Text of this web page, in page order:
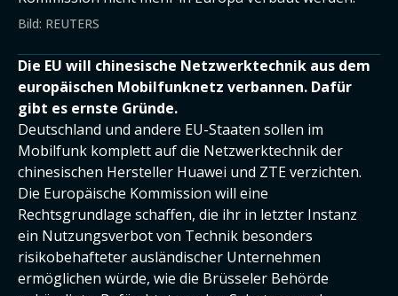
Bild: REUTERS
Die EU will chinesische Netzwerktechnik aus dem
europäischen Mobilfunknetz verbannen. Dafür
gibt es ernste Gründe.
Deutschland und andere EU-Staaten sollen im
Mobilfunk komplett auf die Netzwerktechnik der
chinesischen Hersteller Huawei und ZTE verzichten.
Die Europäische Kommission will eine
Rechtsgrundlage schaffen, die ihr in letzter Instanz
ein Nutzungsverbot von Technik besonders
risikobehafteter ausländischer Unternehmen
ermöglichen würde, wie die Brüsseler Behörde